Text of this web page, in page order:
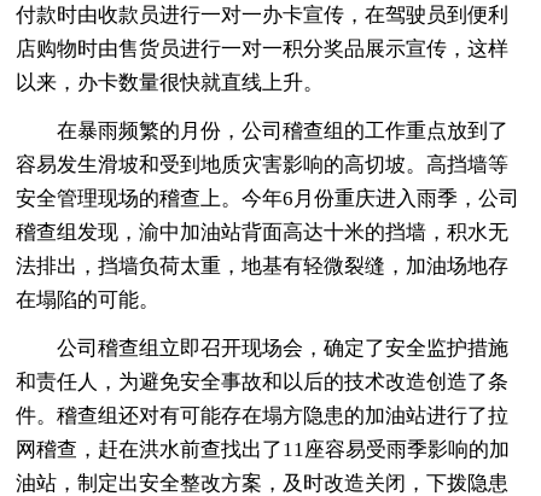
付款时由收款员进行一对一办卡宣传，在驾驶员到便利
店购物时由售货员进行一对一积分奖品展示宣传，这样
以来，办卡数量很快就直线上升。
在暴雨频繁的月份，公司稽查组的工作重点放到了
容易发生滑坡和受到地质灾害影响的高切坡。高挡墙等
安全管理现场的稽查上。今年6月份重庆进入雨季，公司
稽查组发现，渝中加油站背面高达十米的挡墙，积水无
法排出，挡墙负荷太重，地基有轻微裂缝，加油场地存
在塌陷的可能。
公司稽查组立即召开现场会，确定了安全监护措施
和责任人，为避免安全事故和以后的技术改造创造了条
件。稽查组还对有可能存在塌方隐患的加油站进行了拉
网稽查，赶在洪水前查找出了11座容易受雨季影响的加
油站，制定出安全整改方案，及时改造关闭，下拨隐患